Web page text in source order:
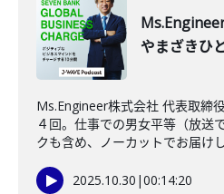
やまざきひ
Ms.Engineer株式会社 代表取締
４回。仕事での男女平等（放送
クも含め、ノーカットでお届けし
2025.10.30 |00:14:20